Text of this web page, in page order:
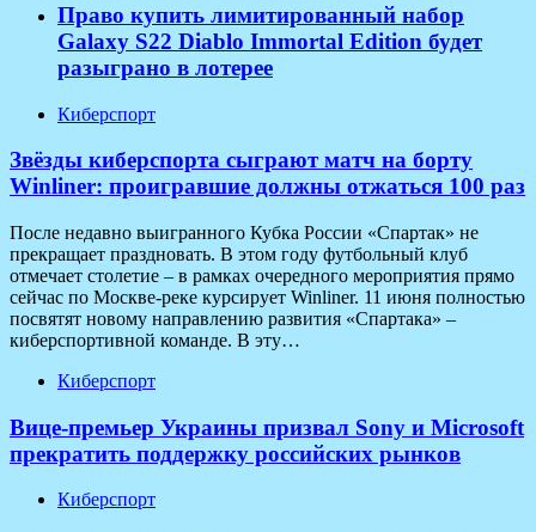
Право купить лимитированный набор
Galaxy S22 Diablo Immortal Edition будет
разыграно в лотерее
Киберспорт
Звёзды киберспорта сыграют матч на борту
Winliner: проигравшие должны отжаться 100 раз
После недавно выигранного Кубка России «Спартак» не
прекращает праздновать. В этом году футбольный клуб
отмечает столетие – в рамках очередного мероприятия прямо
сейчас по Москве-реке курсирует Winliner. 11 июня полностью
посвятят новому направлению развития «Спартака» –
киберспортивной команде. В эту…
Киберспорт
Вице-премьер Украины призвал Sony и Microsoft
прекратить поддержку российских рынков
Киберспорт